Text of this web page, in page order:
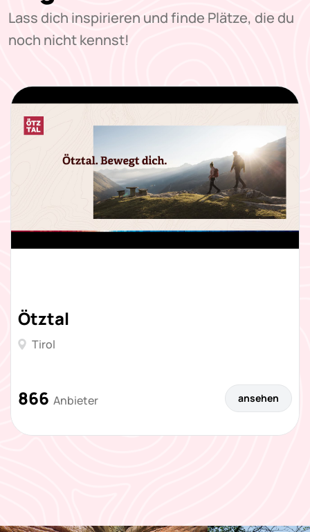
Lass dich inspirieren und finde Plätze, die du
noch nicht kennst!
Ötztal
Tirol
866 Anbieter ansehen